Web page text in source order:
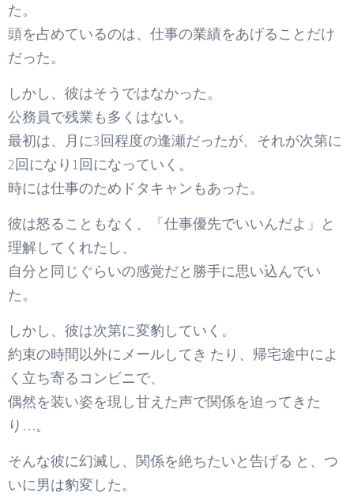
た。
頭を占めているのは、仕事の業績をあげることだけ
だった。
しかし、彼はそうではなかった。
公務員で残業も多くはない。
最初は、月に3回程度の逢瀬だったが、それが次第に
2回になり1回になっていく。
時には仕事のためドタキャンもあった。
彼は怒ることもなく、「仕事優先でいいんだよ」と
理解してくれたし、
自分と同じぐらいの感覚だと勝手に思い込んでい
た。
しかし、彼は次第に変豹していく。
約束の時間以外にメールしてき たり、帰宅途中によ
く立ち寄るコンビニで、
偶然を装い姿を現し甘えた声で関係を迫ってきた
り…。
そんな彼に幻滅し、関係を絶ちたいと告げる と、つ
いに男は豹変した。